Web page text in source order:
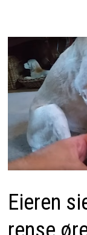
Eieren